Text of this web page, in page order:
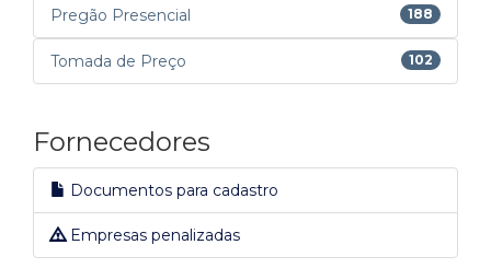
Pregão Presencial 188
Tomada de Preço 102
Fornecedores
Documentos para cadastro
Empresas penalizadas